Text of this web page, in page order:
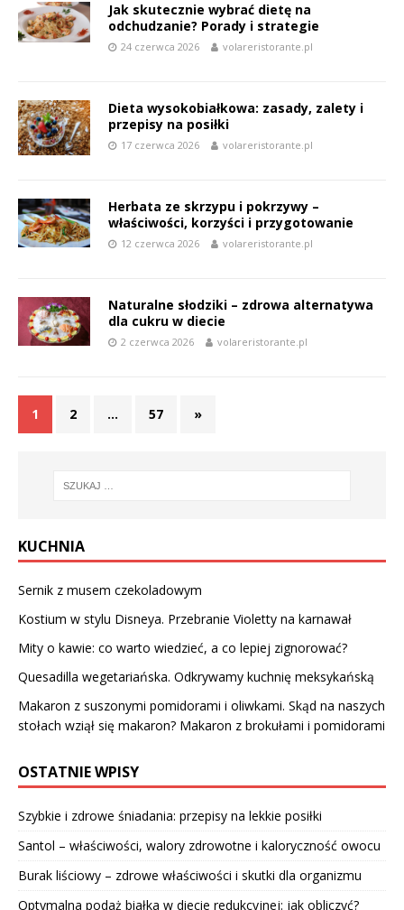
Jak skutecznie wybrać dietę na
odchudzanie? Porady i strategie
24 czerwca 2026 volareristorante.pl
Dieta wysokobiałkowa: zasady, zalety i
przepisy na posiłki
17 czerwca 2026 volareristorante.pl
Herbata ze skrzypu i pokrzywy –
właściwości, korzyści i przygotowanie
12 czerwca 2026 volareristorante.pl
Naturalne słodziki – zdrowa alternatywa
dla cukru w diecie
2 czerwca 2026 volareristorante.pl
1 2 … 57 »
KUCHNIA
Sernik z musem czekoladowym
Kostium w stylu Disneya. Przebranie Violetty na karnawał
Mity o kawie: co warto wiedzieć, a co lepiej zignorować?
Quesadilla wegetariańska. Odkrywamy kuchnię meksykańską
Makaron z suszonymi pomidorami i oliwkami. Skąd na naszych
stołach wziął się makaron? Makaron z brokułami i pomidorami
OSTATNIE WPISY
Szybkie i zdrowe śniadania: przepisy na lekkie posiłki
Santol – właściwości, walory zdrowotne i kaloryczność owocu
Burak liściowy – zdrowe właściwości i skutki dla organizmu
Optymalna podaż białka w diecie redukcyjnej: jak obliczyć?